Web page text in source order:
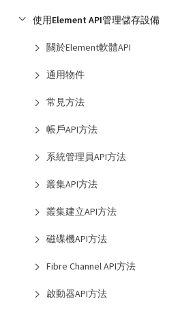
使用Element API管理儲存設備
關於Element軟體API
通用物件
常見方法
帳戶API方法
系統管理員API方法
叢集API方法
叢集建立API方法
磁碟機API方法
Fibre Channel API方法
啟動器API方法